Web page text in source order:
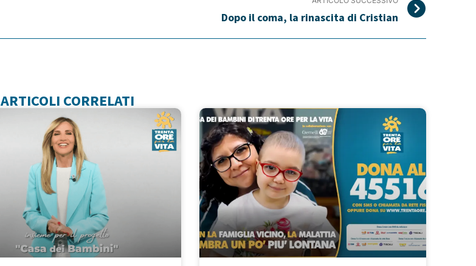
Dopo il coma, la rinascita di Cristian
ARTICOLI CORRELATI